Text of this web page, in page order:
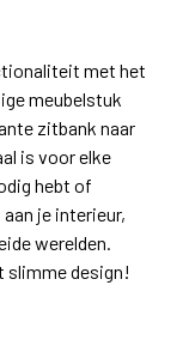
met het
meubelstuk
zitbank naar
is voor elke
hebt of
je interieur,
werelden.
slimme design!